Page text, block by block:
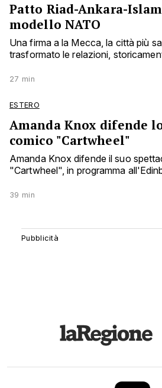
Patto Riad-Ankara-
modello NATO
Una firma a la Mecca, la città più
trasformato le relazioni,
27 min
ESTERO
Amanda Knox difende
comico "Cartwheel"
Amanda Knox difende il suo
"Cartwheel", in programma
39 min